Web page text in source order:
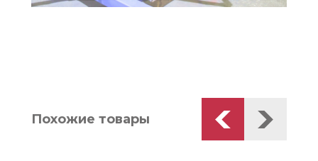
Похожие товары